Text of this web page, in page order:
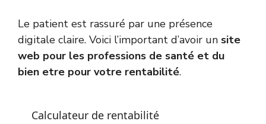
Le patient est rassuré par une présence
digitale claire. Voici l’important d’avoir un site
web pour les professions de santé et du
bien etre pour votre rentabilité.
Calculateur de rentabilité